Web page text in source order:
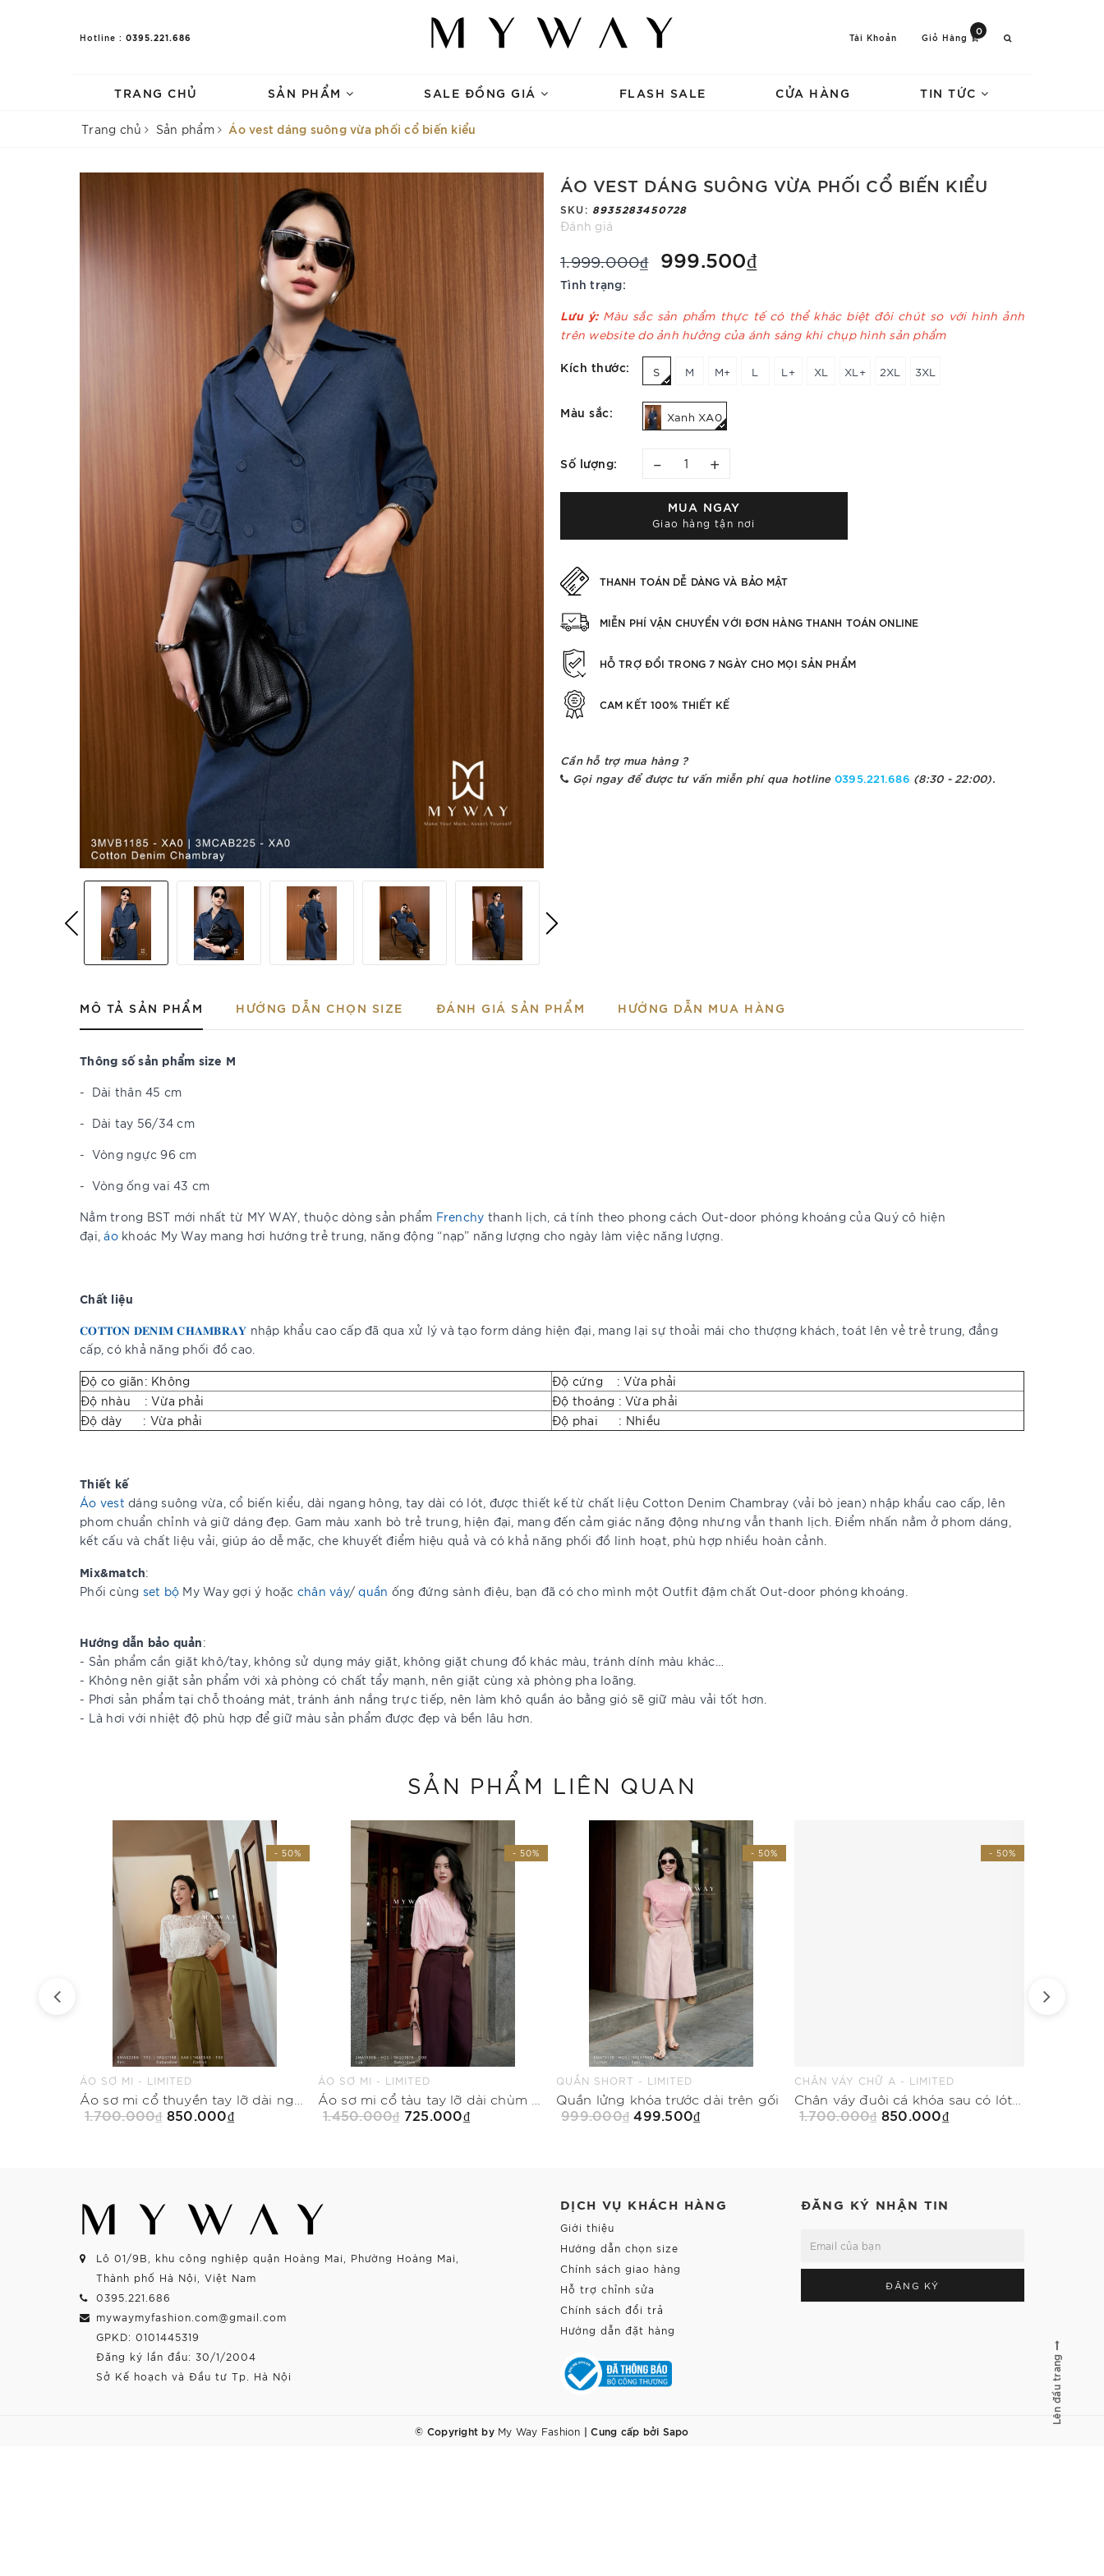
Hotline : 0395.221.686 Tài Khoản Giỏ Hàng
0
TRANG CHỦ SẢN PHẨM SALE ĐỒNG GIÁ FLASH SALE CỬA HÀNG TIN TỨC
Trang chủ Sản phẩm Áo vest dáng suông vừa phối cổ biến kiểu
ÁO VEST DÁNG SUÔNG VỪA PHỐI CỔ BIẾN KIỂU
SKU: 8935283450728
Đánh giá
1.999.000₫ 999.500₫
Tình trạng:
Lưu ý: Màu sắc sản phẩm thực tế có thể khác biệt đôi chút so với hình ảnh
trên website do ảnh hưởng của ánh sáng khi chụp hình sản phẩm
Kích thước: S M M+ L L+ XL XL+ 2XL 3XL
Màu sắc: Xanh XA0
Số lượng: – +
MUA NGAY
Giao hàng tận nơi
THANH TOÁN DỄ DÀNG VÀ BẢO MẬT
MIỄN PHÍ VẬN CHUYỂN VỚI ĐƠN HÀNG THANH TOÁN ONLINE
HỖ TRỢ ĐỔI TRONG 7 NGÀY CHO MỌI SẢN PHẨM
CAM KẾT 100% THIẾT KẾ
Cần hỗ trợ mua hàng ?
Gọi ngay để được tư vấn miễn phí qua hotline 0395.221.686 (8:30 - 22:00).
MÔ TẢ SẢN PHẨM HƯỚNG DẪN CHỌN SIZE ĐÁNH GIÁ SẢN PHẨM HƯỚNG DẪN MUA HÀNG
Thông số sản phẩm size M
- Dài thân 45 cm
- Dài tay 56/34 cm
- Vòng ngực 96 cm
- Vòng ống vai 43 cm
Nằm trong BST mới nhất từ MY WAY, thuộc dòng sản phẩm Frenchy thanh lịch, cá tính theo phong cách Out-door phóng khoáng của Quý cô hiện
đại,áokhoác My Way mang hơi hướng trẻ trung, năng động “nạp” năng lượng cho ngày làm việc năng lượng.
Chất liệu
𝐂𝐎𝐓𝐓𝐎𝐍 𝐃𝐄𝐍𝐈𝐌 𝐂𝐇𝐀𝐌𝐁𝐑𝐀𝐘 nhập khẩu cao cấp đã qua xử lý và tạo form dáng hiện đại, mang lại sự thoải mái cho thượng khách, toát lên vẻ trẻ trung, đẳng
cấp, có khả năng phối đồ cao.
Độ co giãn: Không
Độ cứng : Vừa phải
Độ nhàu : Vừa phải
Độ thoáng : Vừa phải
Độ dày : Vừa phải
Độ phai : Nhiều
Thiết kế
Áo vest dáng suông vừa, cổ biến kiểu, dài ngang hông, tay dài có lót, được thiết kế từ chất liệu Cotton Denim Chambray (vải bò jean) nhập khẩu cao cấp, lên
phom chuẩn chỉnh và giữ dáng đẹp. Gam màu xanh bò trẻ trung, hiện đại, mang đến cảm giác năng động nhưng vẫn thanh lịch. Điểm nhấn nằm ở phom dáng,
kết cấu và chất liệu vải, giúp áo dễ mặc, che khuyết điểm hiệu quả và có khả năng phối đồ linh hoạt, phù hợp nhiều hoàn cảnh.
Mix&match:
Phối cùng set bộ My Way gợi ý hoặc chân váy/quần ống đứng sành điệu, bạn đã có cho mình một Outfit đậm chất Out-door phóng khoáng.
Hướng dẫn bảo quản:
- Sản phẩm cần giặt khô/tay, không sử dụng máy giặt, không giặt chung đồ khác màu, tránh dính màu khác…
- Không nên giặt sản phẩm với xà phòng có chất tẩy mạnh, nên giặt cùng xà phòng pha loãng.
- Phơi sản phẩm tại chỗ thoáng mát, tránh ánh nắng trực tiếp, nên làm khô quần áo bằng gió sẽ giữ màu vải tốt hơn.
- Là hơi với nhiệt độ phù hợp để giữ màu sản phẩm được đẹp và bền lâu hơn.
SẢN PHẨM LIÊN QUAN
- 50%
ÁO SƠ MI - LIMITED
1.700.000₫ 850.000₫
- 50%
ÁO SƠ MI - LIMITED
1.450.000₫ 725.000₫
- 50%
QUẦN SHORT - LIMITED
Quần lửng khóa trước dài trên gối
999.000₫ 499.500₫
- 50%
CHÂN VÁY CHỮ A - LIMITED
1.700.000₫ 850.000₫
Lô 01/9B, khu công nghiệp quận Hoàng Mai, Phường Hoàng Mai,
Thành phố Hà Nội, Việt Nam
0395.221.686
mywaymyfashion.com@gmail.com
GPKD: 0101445319
Đăng ký lần đầu: 30/1/2004
Sở Kế hoạch và Đầu tư Tp. Hà Nội
DỊCH VỤ KHÁCH HÀNG
Giới thiệu
Hướng dẫn chọn size
Chính sách giao hàng
Hỗ trợ chỉnh sửa
Chính sách đổi trả
Hướng dẫn đặt hàng
ĐĂNG KÝ NHẬN TIN
ĐĂNG KÝ
© Copyright by My Way Fashion | Cung cấp bởi Sapo
Lên đầu trang